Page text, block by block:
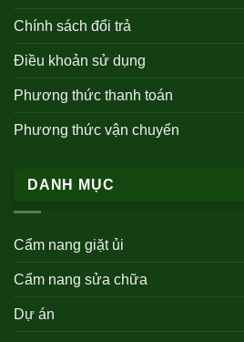
Chính sách đổi trả
Điều khoản sử dụng
Phương thức thanh toán
Phương thức vận chuyển
DANH MỤC
Cẩm nang giặt ủi
Cẩm nang sửa chữa
Dự án